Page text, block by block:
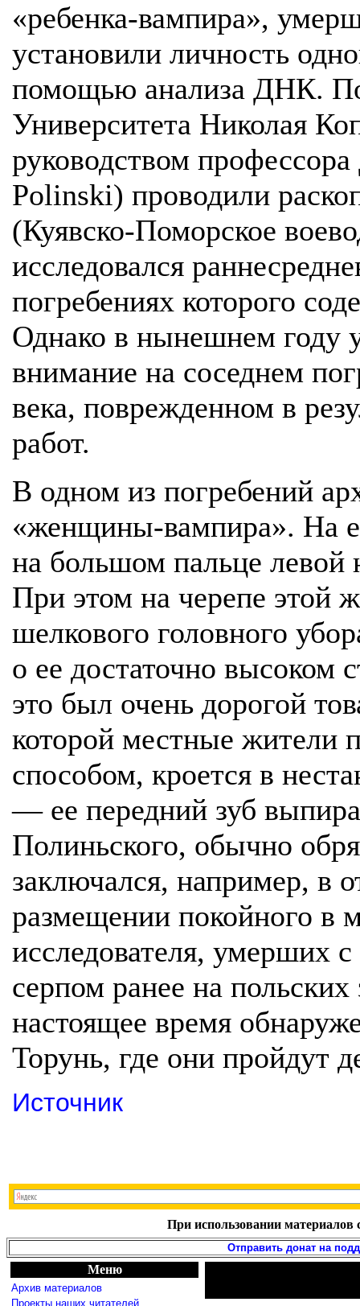
«ребенка-вампира»,
установили личность
помощью анализа ДНК.
Университета Николая
руководством
Polinski) проводили
(Куявско-Поморское
исследовался
погребениях которого
Однако в нынешнем году
внимание на соседнем
века, поврежденном в
работ.
В одном из погребений
«женщины-вампира». На
на большом пальце левой
При этом на черепе этой
шелкового головного
о ее достаточно высоком
это был очень дорогой
которой местные жители
способом, кроется в
— ее передний зуб
Полиньского, обычно
заключался, например, в
размещении покойного в
исследователя, умерших
серпом ранее на
настоящее время
Торунь, где они пройдут
Источник
При использовании материалов
Отправить донат на
Меню
Архив материалов
Проекты наших читателей